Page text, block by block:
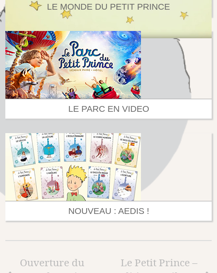
LE MONDE DU PETIT PRINCE
LE PARC EN VIDEO
NOUVEAU : AEDIS !
Ouverture du
Le Petit Prince –